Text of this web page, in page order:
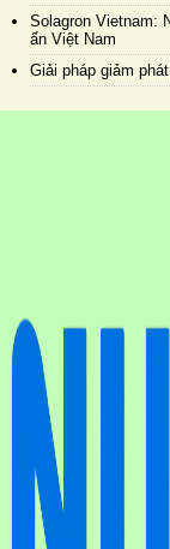
Solagron Vietnam:
ấn Việt Nam
Giải pháp giảm